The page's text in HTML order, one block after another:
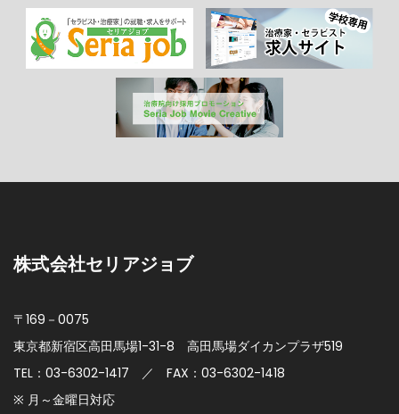
株式会社セリアジョブ
〒169－0075
東京都新宿区高田馬場1-31-8 高田馬場ダイカンプラザ519
TEL：03-6302-1417 ／ FAX：03-6302-1418
※ 月～金曜日対応